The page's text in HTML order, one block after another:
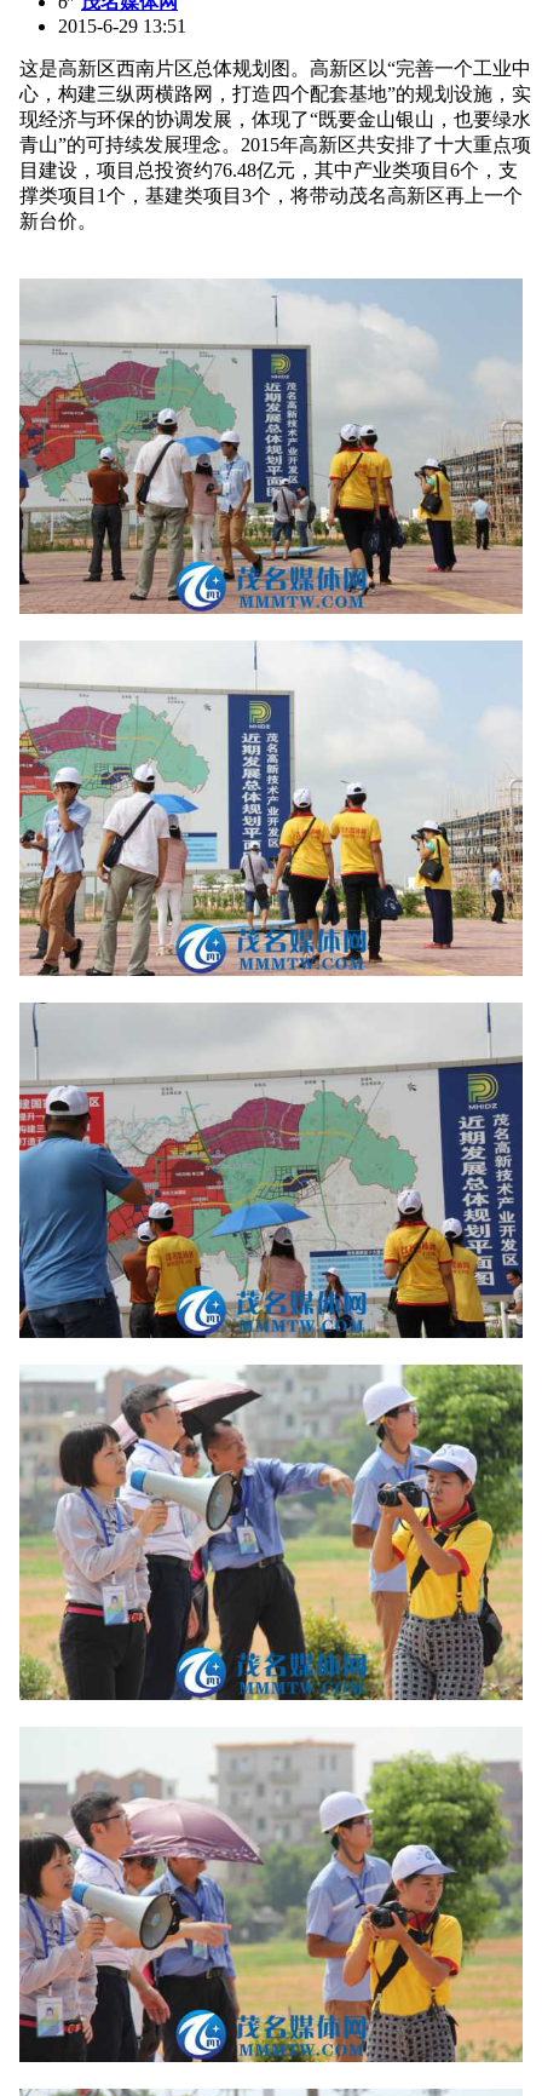
2015-6-29 13:51
这是高新区西南片区总体规划图。高新区以“完善一个工业中
心，构建三纵两横路网，打造四个配套基地”的规划设施，实
现经济与环保的协调发展，体现了“既要金山银山，也要绿水
青山”的可持续发展理念。2015年高新区共安排了十大重点项
目建设，项目总投资约76.48亿元，其中产业类项目6个，支
撑类项目1个，基建类项目3个，将带动茂名高新区再上一个
新台价。